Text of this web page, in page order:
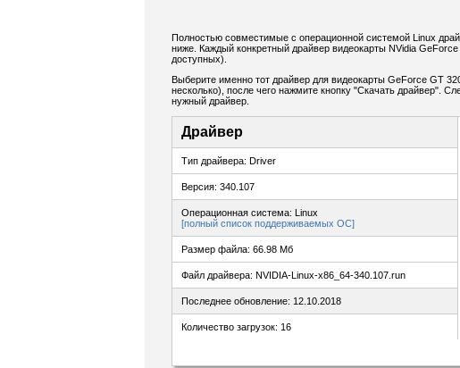
Полностью совместимые с операционной системой Linux
ниже. Каждый конкретный драйвер видеокарты NVidia
доступных).
Выберите именно тот драйвер для видеокарты GeForce GT
несколько), после чего нажмите кнопку "Скачать драйвер".
нужный драйвер.
Драйвер
Тип драйвера: Driver
Версия: 340.107
Операционная система: Linux
[полный список поддерживаемых ОС]
Размер файла: 66.98 Мб
Файл драйвера: NVIDIA-Linux-x86_64-340.107.run
Последнее обновление: 12.10.2018
Количество загрузок: 16